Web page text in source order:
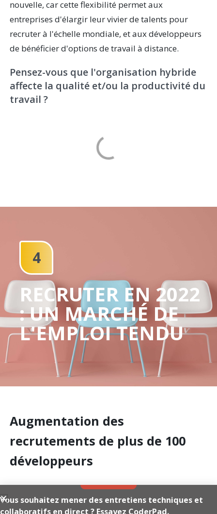
nouvelle, car cette flexibilité permet aux
entreprises d'élargir leur vivier de talents pour
recruter à l'échelle mondiale, et aux développeurs
de bénéficier d'options de travail à distance.
Pensez-vous que l'organisation hybride
affecte la qualité et/ou la productivité du
travail ?
4
RECRUTER EN 2022
: UN MARCHÉ DE
L'EMPLOI TENDU
Augmentation des
recrutements de plus de 100
développeurs
35% des recruteurs prévoient d'embaucher plus de
Vous souhaitez mener des entretiens techniques et
collaboratifs en direct ? Essayez CoderPad.